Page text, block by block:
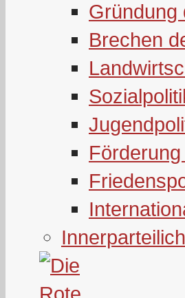
Gründung
Brechen
Innerparteilich